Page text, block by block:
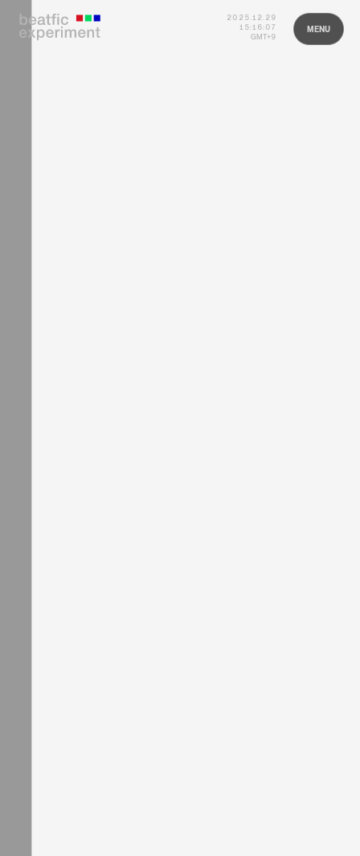
MENU
HOME
2025.12.29
15:16:07
GMT+9